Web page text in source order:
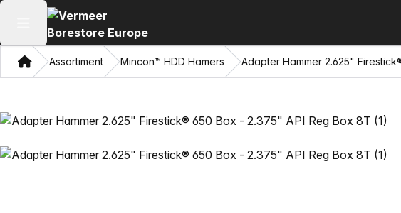
Hoofdmenu openen
ThuisAssortiment Mincon™ HDD Hamers Adapter Hammer 2.625"